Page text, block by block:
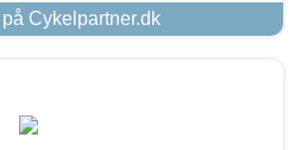
Cykelpartner.dk